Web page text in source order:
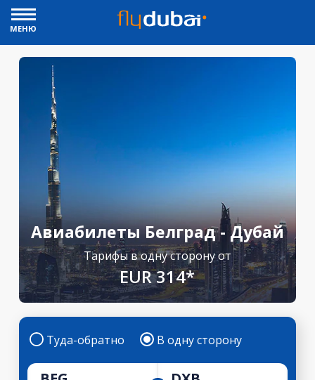
МЕНЮ
Авиабилеты Белград - Дубай
Тарифы в одну сторону от
EUR 314*
Туда-обратно В одну сторону